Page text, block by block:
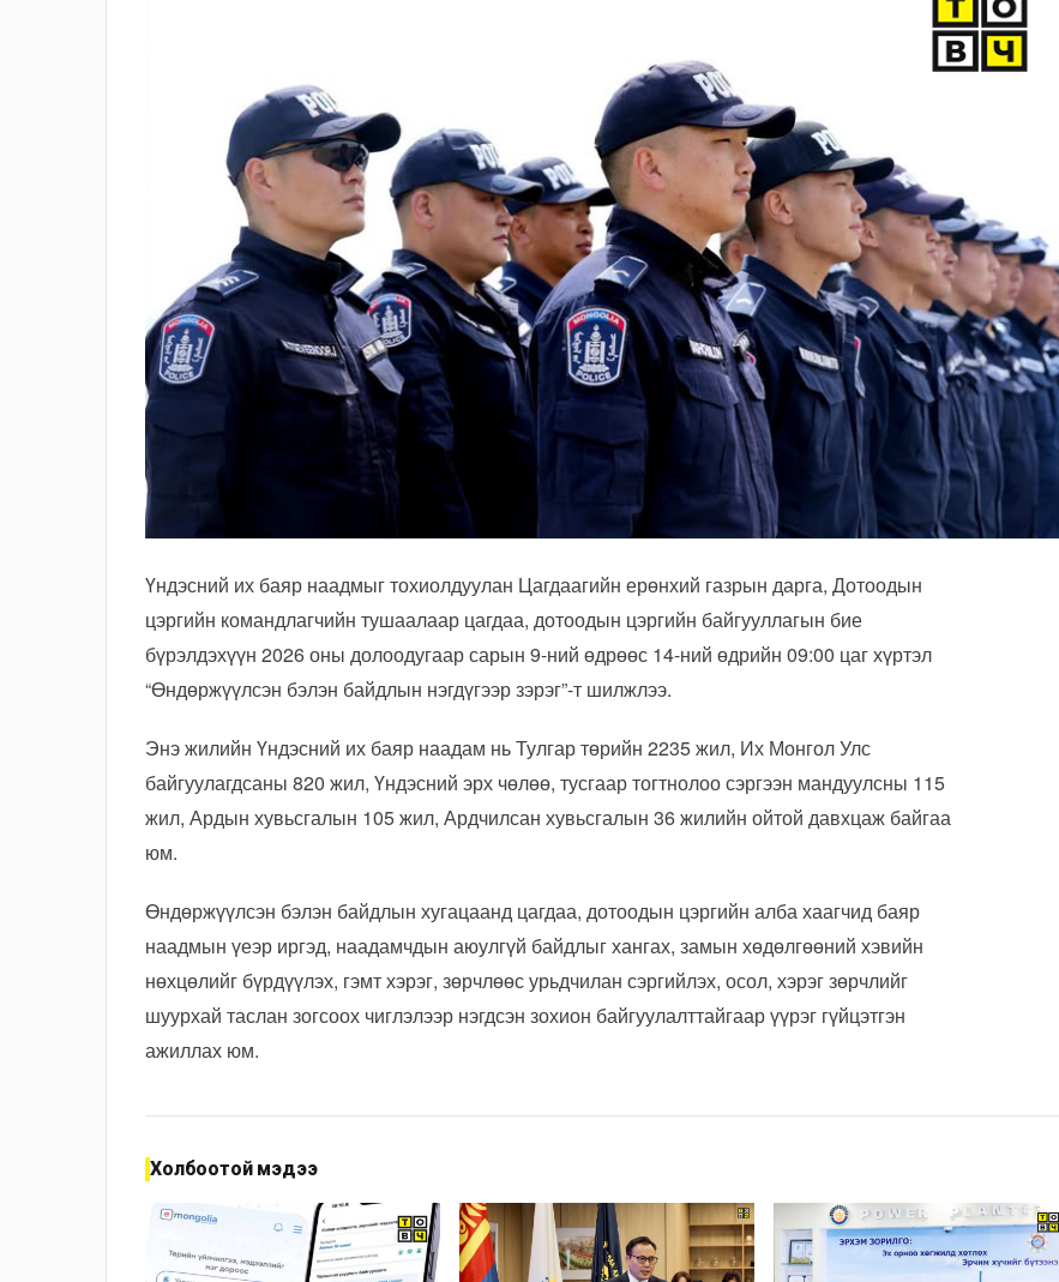
Үндэсний их баяр наадмыг тохиолдуулан Цагдаагийн ерөнхий газрын дарга, Дотоодын
цэргийн командлагчийн тушаалаар цагдаа, дотоодын цэргийн байгууллагын бие
бүрэлдэхүүн 2026 оны долоодугаар сарын 9-ний өдрөөс 14-ний өдрийн 09:00 цаг хүртэл
“Өндөржүүлсэн бэлэн байдлын нэгдүгээр зэрэг”-т шилжлээ.
Энэ жилийн Үндэсний их баяр наадам нь Тулгар төрийн 2235 жил, Их Монгол Улс
байгуулагдсаны 820 жил, Үндэсний эрх чөлөө, тусгаар тогтнолоо сэргээн мандуулсны 115
жил, Ардын хувьсгалын 105 жил, Ардчилсан хувьсгалын 36 жилийн ойтой давхцаж байгаа
юм.
Өндөржүүлсэн бэлэн байдлын хугацаанд цагдаа, дотоодын цэргийн алба хаагчид баяр
наадмын үеэр иргэд, наадамчдын аюулгүй байдлыг хангах, замын хөдөлгөөний хэвийн
нөхцөлийг бүрдүүлэх, гэмт хэрэг, зөрчлөөс урьдчилан сэргийлэх, осол, хэрэг зөрчлийг
шуурхай таслан зогсоох чиглэлээр нэгдсэн зохион байгуулалттайгаар үүрэг гүйцэтгэн
ажиллах юм.
Холбоотой мэдээ